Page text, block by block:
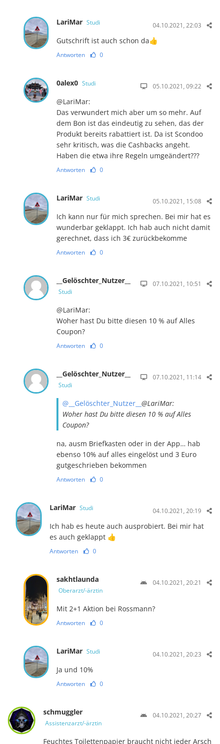
LariMar Studi 04.10.2021, 22:03
Gutschrift ist auch schon da👍
Antworten 0
0alex0 Studi 05.10.2021, 09:22
@LariMar:
Das verwundert mich aber um so mehr. Auf
dem Bon ist das eindeutig zu sehen, das der
Produkt bereits rabattiert ist. Da ist Scondoo
sehr kritisch, was die Cashbacks angeht.
Haben die etwa ihre Regeln umgeändert???
Antworten 0
LariMar Studi 05.10.2021, 15:08
Ich kann nur für mich sprechen. Bei mir hat es
wunderbar geklappt. Ich hab auch nicht damit
gerechnet, dass ich 3€ zurückbekomme
Antworten 0
__Gelöschter_Nutzer__
Studi
07.10.2021, 10:51
@LariMar:
Woher hast Du bitte diesen 10 % auf Alles
Coupon?
Antworten 0
__Gelöschter_Nutzer__
Studi
07.10.2021, 11:14
@__Gelöschter_Nutzer__ @LariMar:
Woher hast Du bitte diesen 10 % auf Alles
Coupon?
na, ausm Briefkasten oder in der App… hab
ebenso 10% auf alles eingelöst und 3 Euro
gutgeschrieben bekommen
Antworten 0
LariMar Studi 04.10.2021, 20:19
Ich hab es heute auch ausprobiert. Bei mir hat
es auch geklappt 👍
Antworten 0
sakhtlaunda
Oberarzt/-ärztin
04.10.2021, 20:21
Mit 2+1 Aktion bei Rossmann?
Antworten 0
LariMar Studi 04.10.2021, 20:23
Ja und 10%
Antworten 0
schmuggler
Assistenzarzt/-ärztin
04.10.2021, 20:27
Feuchtes Toilettenpapier braucht nicht jeder Arsch